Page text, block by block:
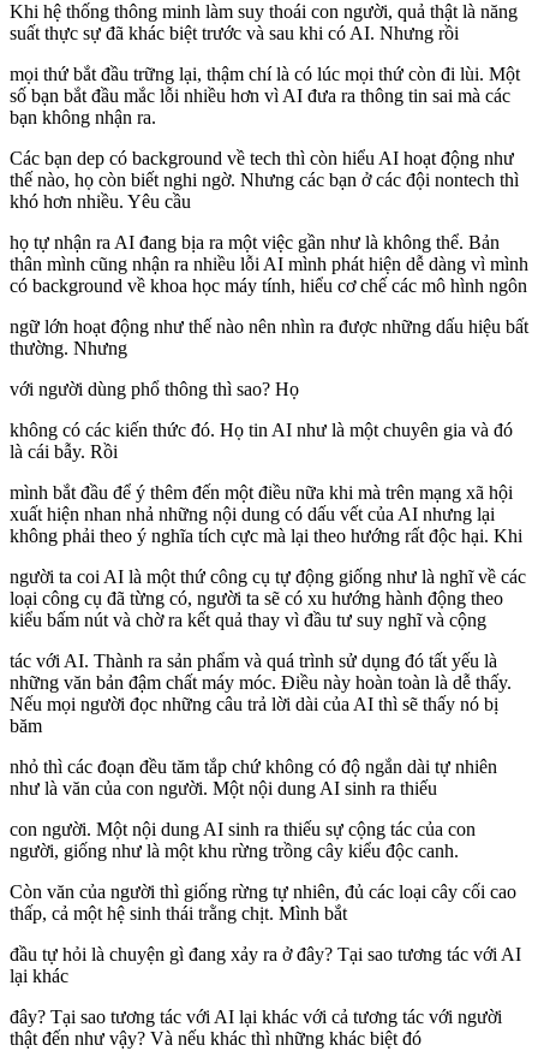
Khi hệ thống thông minh làm suy thoái con người, quả thật là năng
suất thực sự đã khác biệt trước và sau khi có AI. Nhưng rồi
mọi thứ bắt đầu trững lại, thậm chí là có lúc mọi thứ còn đi lùi. Một
số bạn bắt đầu mắc lỗi nhiều hơn vì AI đưa ra thông tin sai mà các
bạn không nhận ra.
Các bạn dep có background về tech thì còn hiểu AI hoạt động như
thế nào, họ còn biết nghi ngờ. Nhưng các bạn ở các đội nontech thì
khó hơn nhiều. Yêu cầu
họ tự nhận ra AI đang bịa ra một việc gần như là không thể. Bản
thân mình cũng nhận ra nhiều lỗi AI mình phát hiện dễ dàng vì mình
có background về khoa học máy tính, hiểu cơ chế các mô hình ngôn
ngữ lớn hoạt động như thế nào nên nhìn ra được những dấu hiệu bất
thường. Nhưng
với người dùng phổ thông thì sao? Họ
không có các kiến thức đó. Họ tin AI như là một chuyên gia và đó
là cái bẫy. Rồi
mình bắt đầu để ý thêm đến một điều nữa khi mà trên mạng xã hội
xuất hiện nhan nhả những nội dung có dấu vết của AI nhưng lại
không phải theo ý nghĩa tích cực mà lại theo hướng rất độc hại. Khi
người ta coi AI là một thứ công cụ tự động giống như là nghĩ về các
loại công cụ đã từng có, người ta sẽ có xu hướng hành động theo
kiểu bấm nút và chờ ra kết quả thay vì đầu tư suy nghĩ và cộng
tác với AI. Thành ra sản phẩm và quá trình sử dụng đó tất yếu là
những văn bản đậm chất máy móc. Điều này hoàn toàn là dễ thấy.
Nếu mọi người đọc những câu trả lời dài của AI thì sẽ thấy nó bị
băm
nhỏ thì các đoạn đều tăm tắp chứ không có độ ngắn dài tự nhiên
như là văn của con người. Một nội dung AI sinh ra thiếu
con người. Một nội dung AI sinh ra thiếu sự cộng tác của con
người, giống như là một khu rừng trồng cây kiểu độc canh.
Còn văn của người thì giống rừng tự nhiên, đủ các loại cây cối cao
thấp, cả một hệ sinh thái trằng chịt. Mình bắt
đầu tự hỏi là chuyện gì đang xảy ra ở đây? Tại sao tương tác với AI
lại khác
đây? Tại sao tương tác với AI lại khác với cả tương tác với người
thật đến như vậy? Và nếu khác thì những khác biệt đó